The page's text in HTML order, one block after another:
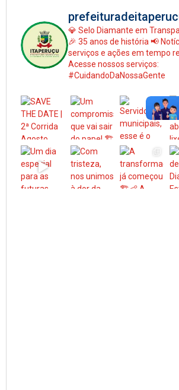
💎 Selo Diamante em
🎉 35 anos de história 📢
serviços e ações em tempo
Acesse nossos serviços:
#CuidandoDaNossaGente